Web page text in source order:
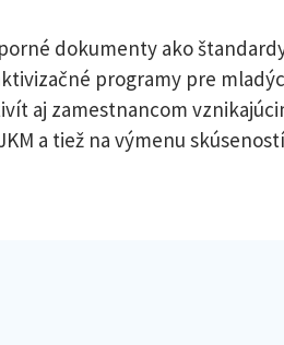
dokumenty ako
programy pre
aj zamestnancom
a tiež na výmenu